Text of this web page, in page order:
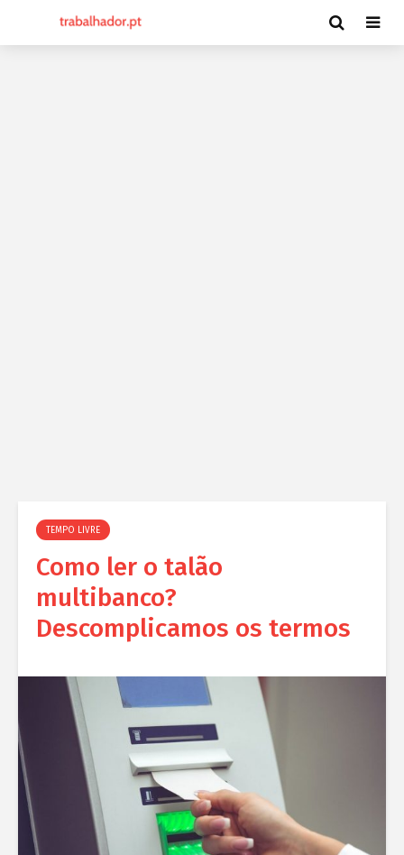
TEMPO LIVRE
Como ler o talão
multibanco?
Descomplicamos os termos